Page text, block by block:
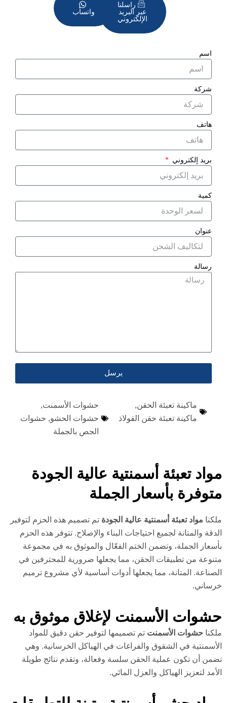
راسلنا
عبر البريد
الإلكتروني
واتساب
اسم
شركة
هاتف
بريد إلكتروني
كمية
عنوان
رسالة
يرسل
ماكينة تعبئة الحقن,
ماكينة تعبئة حقن الفولاذ
حشوات الأسمنت,
حشوات الحشو,حشوات
الجص بالجملة
تعبئة أسمنتية عالية الجودة
بأسعار الجملة
مواد تعبئة أسمنتية عالية الجودةتم تصميم هذه الحزم لتوفير
والمتانة لجميع احتياجات البناء والإصلاح. تتوفر هذه الحزم
الجملة، وتضمن الختم الفعّال والموثوق به في مجموعة
من تطبيقات الحقن، مما يجعلها ضرورية للمحترفين في
المتانة، مما يجعلها أدوات أساسية لأي مشروع ترميم
الأسمنت لإغلاق موثوق به
حشوات الأسمنتتم تصميمها لتوفير حقن دقيق للمواد
في الشقوق والفراغات في الهياكل الخرسانية. وهي
أن تكون عملية الحقن سلسة وفعالة، وتقدم نتائج طويلة
لتعزيز الهياكل والعزل المائي.